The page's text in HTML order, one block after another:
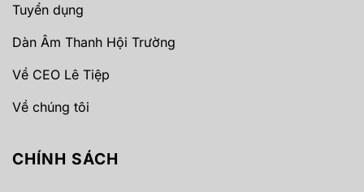
Tuyển dụng
Dàn Âm Thanh Hội Trường
Về CEO Lê Tiệp
Về chúng tôi
CHÍNH SÁCH